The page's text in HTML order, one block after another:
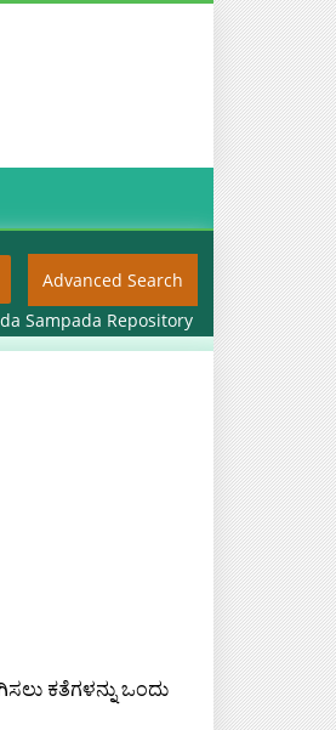
Advanced Search
Repository
ಕತೆಗಳನ್ನು ಒಂದು